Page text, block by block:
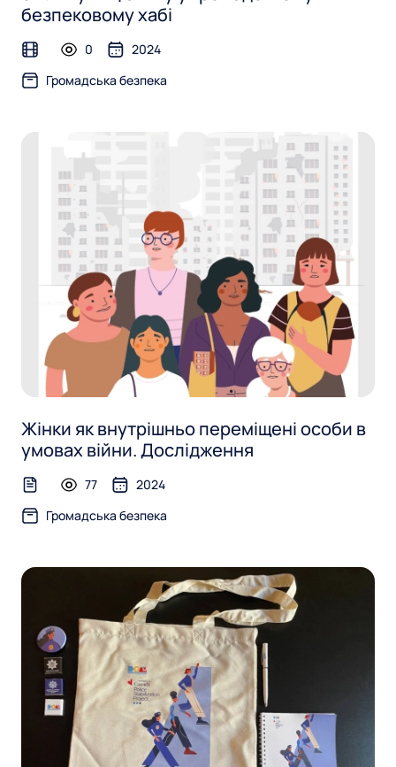
безпековому хабі
video 0
2024
Громадська безпека
Жінки як внутрішньо переміщені особи в
умовах війни. Дослідження
text-file77
2024
Громадська безпека